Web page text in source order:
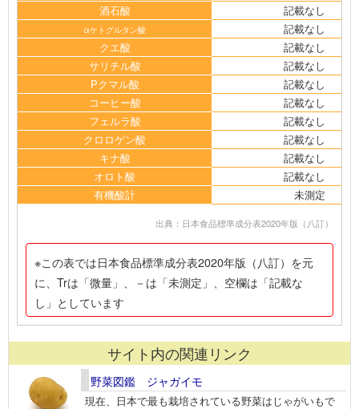
酒石酸
記載なし
αケトグルタン酸
記載なし
クエ酸
記載なし
サリチル酸
記載なし
Pクマル酸
記載なし
コーヒー酸
記載なし
フェルラ酸
記載なし
クロロゲン酸
記載なし
キナ酸
記載なし
オロト酸
記載なし
有機酸計
未測定
出典：日本食品標準成分表2020年版（八訂）
※この表では日本食品標準成分表2020年版（八訂）を元
に、Trは「微量」、－は「未測定」、空欄は「記載な
し」としています
サイト内の関連リンク
野菜図鑑 ジャガイモ
現在、日本で最も栽培されている野菜はじゃがいもで